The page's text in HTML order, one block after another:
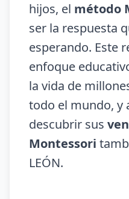
hijos, el método
ser la respuesta
esperando. Este
enfoque
la vida de
todo el mundo, y
descubrir sus
Montessori
LEÓN.